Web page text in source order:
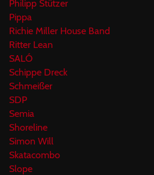
Philipp Stützer
Pippa
Richie Miller House Band
Ritter Lean
SALÓ
Schippe Dreck
Schmeißer
SDP
Semia
Shoreline
Simon Will
Skatacombo
Slope